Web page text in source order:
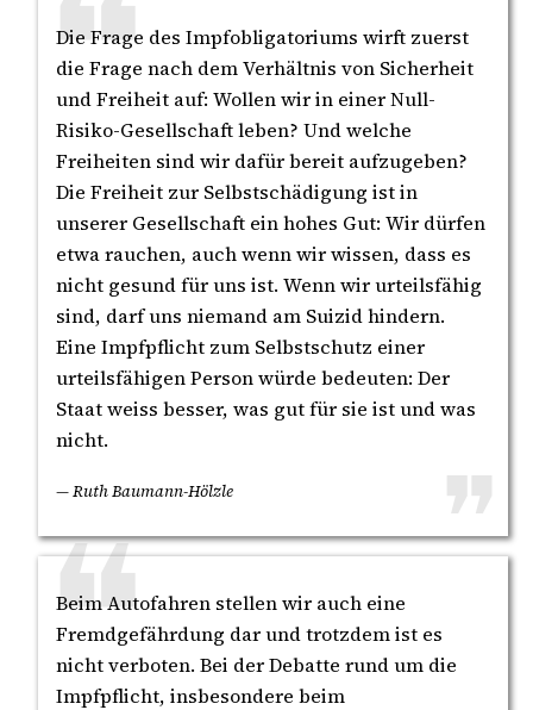
Die Frage des Impfobligatoriums wirft zuerst
die Frage nach dem Verhältnis von Sicherheit
und Freiheit auf: Wollen wir in einer Null-
Risiko-Gesellschaft leben? Und welche
Freiheiten sind wir dafür bereit aufzugeben?
Die Freiheit zur Selbstschädigung ist in
unserer Gesellschaft ein hohes Gut: Wir dürfen
etwa rauchen, auch wenn wir wissen, dass es
nicht gesund für uns ist. Wenn wir urteilsfähig
sind, darf uns niemand am Suizid hindern.
Eine Impfpflicht zum Selbstschutz einer
urteilsfähigen Person würde bedeuten: Der
Staat weiss besser, was gut für sie ist und was
nicht.
— Ruth Baumann-Hölzle
Beim Autofahren stellen wir auch eine
Fremdgefährdung dar und trotzdem ist es
nicht verboten. Bei der Debatte rund um die
Impfpflicht, insbesondere beim